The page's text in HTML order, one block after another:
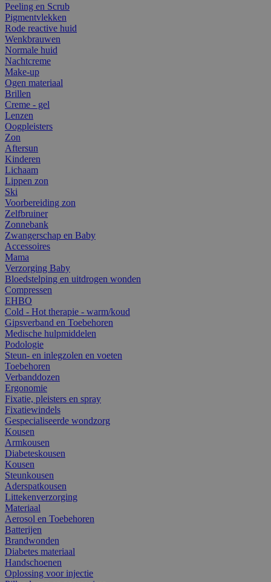
Peeling en Scrub
Pigmentvlekken
Rode reactive huid
Wenkbrauwen
Normale huid
Nachtcreme
Make-up
Ogen materiaal
Brillen
Creme - gel
Lenzen
Oogpleisters
Zon
Aftersun
Kinderen
Lichaam
Lippen zon
Ski
Voorbereiding zon
Zelfbruiner
Zonnebank
Zwangerschap en Baby
Accessoires
Mama
Verzorging Baby
Bloedstelping en uitdrogen wonden
Compressen
EHBO
Cold - Hot therapie - warm/koud
Gipsverband en Toebehoren
Medische hulpmiddelen
Podologie
Steun- en inlegzolen en voeten
Toebehoren
Verbanddozen
Ergonomie
Fixatie, pleisters en spray
Fixatiewindels
Gespecialiseerde wondzorg
Kousen
Armkousen
Diabeteskousen
Kousen
Steunkousen
Aderspatkousen
Littekenverzorging
Materiaal
Aerosol en Toebehoren
Batterijen
Brandwonden
Diabetes materiaal
Handschoenen
Oplossing voor injectie